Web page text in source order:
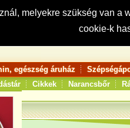
melyekre szükség van
cookie-k
Keresés:
egészség áruház
Cikkek Narancsbőr